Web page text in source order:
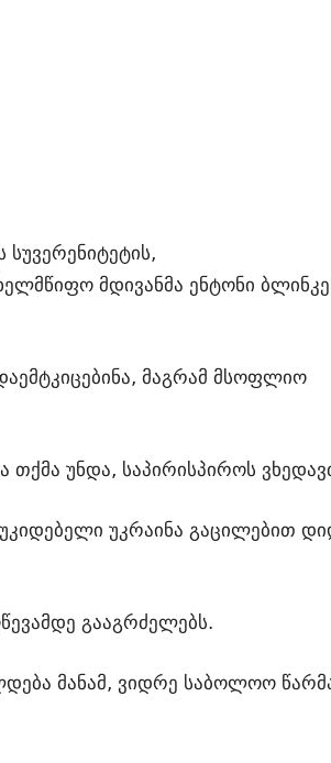
მდივანმა ენტონი
მაგრამ მსოფლიო
თქმა უნდა, საპირისპიროს
უკრაინა გაცილებით
გააგრძელებს.
მანამ, ვიდრე საბოლოო